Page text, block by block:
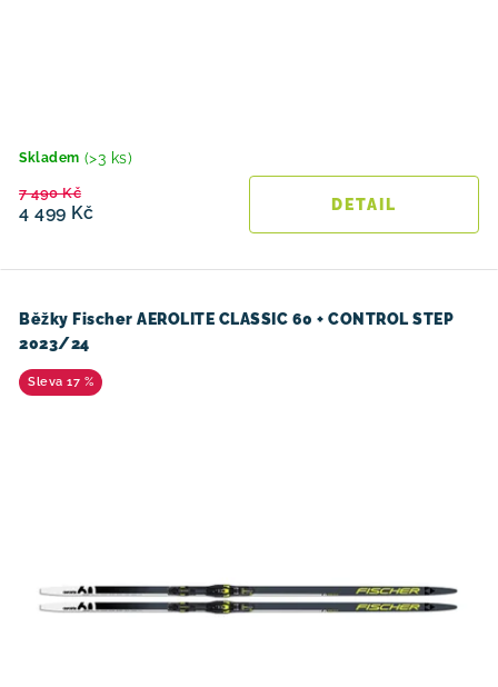
Skladem (>3 ks)
4 499 Kč
7 490 Kč
Běžky Fischer AEROLITE CLASSIC 60 + CONTROL STEP
2023/24
17 %